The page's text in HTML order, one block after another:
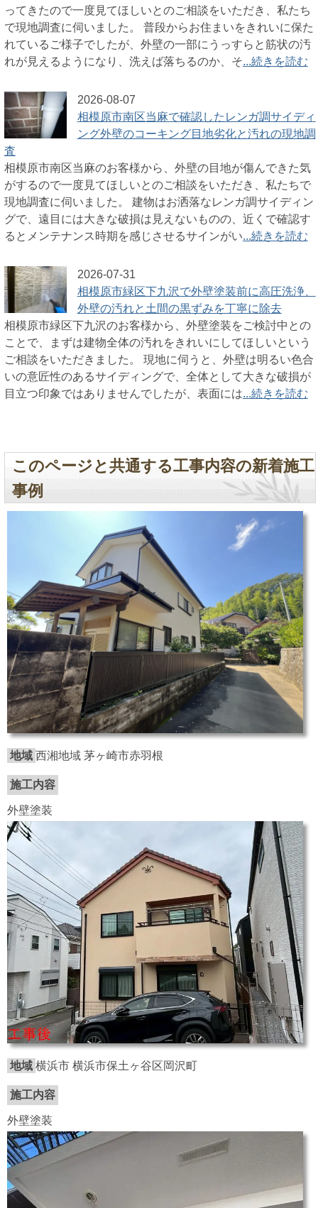
ってきたので一度見てほしいとのご相談をいただき、私たち
で現地調査に伺いました。 普段からお住まいをきれいに保た
れているご様子でしたが、外壁の一部にうっすらと筋状の汚
れが見えるようになり、洗えば落ちるのか、そ...続きを読む
2026-08-07
相模原市南区当麻で確認したレンガ調サイディ
ング外壁のコーキング目地劣化と汚れの現地調
査
相模原市南区当麻のお客様から、外壁の目地が傷んできた気
がするので一度見てほしいとのご相談をいただき、私たちで
現地調査に伺いました。 建物はお洒落なレンガ調サイディン
グで、遠目には大きな破損は見えないものの、近くで確認す
るとメンテナンス時期を感じさせるサインがい...続きを読む
2026-07-31
相模原市緑区下九沢で外壁塗装前に高圧洗浄、
外壁の汚れと土間の黒ずみを丁寧に除去
相模原市緑区下九沢のお客様から、外壁塗装をご検討中との
ことで、まずは建物全体の汚れをきれいにしてほしいという
ご相談をいただきました。 現地に伺うと、外壁は明るい色合
いの意匠性のあるサイディングで、全体として大きな破損が
目立つ印象ではありませんでしたが、表面には...続きを読む
このページと共通する工事内容の新着施工
事例
地域 西湘地域 茅ヶ崎市赤羽根
施工内容
外壁塗装
地域 横浜市 横浜市保土ヶ谷区岡沢町
施工内容
外壁塗装